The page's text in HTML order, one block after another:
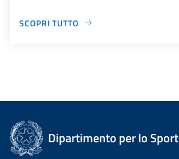
SCOPRI TUTTO
Dipartimento per lo Sport